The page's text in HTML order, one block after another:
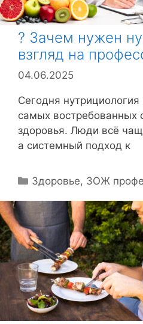
? Зачем нужен
взгляд на
04.06.2025
Сегодня нутрициология
самых востребованных
здоровья. Люди всё
а системный подход к
Р
р
и
к
и
Здоровье, ЗОЖ